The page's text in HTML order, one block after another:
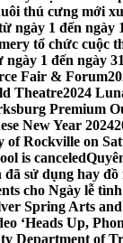
thú cưng mới
ngày 1 đến ngày
tổ chức cuộc
1 đến ngày
Fair & Forum
Theatre2024
Premium
New Year 2024
of Rockville on
is canceled
đã sử dụng hay
cho Ngày lễ
Spring Arts
‘Heads Up,
Department of